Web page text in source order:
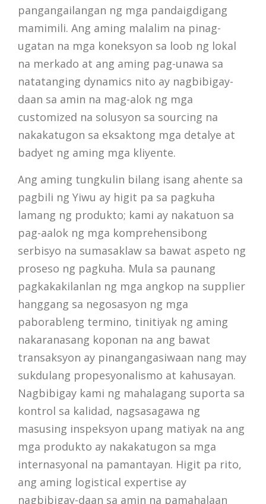
pangangailangan ng mga pandaigdigang
mamimili. Ang aming malalim na pinag-
ugatan na mga koneksyon sa loob ng lokal
na merkado at ang aming pag-unawa sa
natatanging dynamics nito ay nagbibigay-
daan sa amin na mag-alok ng mga
customized na solusyon sa sourcing na
nakakatugon sa eksaktong mga detalye at
badyet ng aming mga kliyente.
Ang aming tungkulin bilang isang ahente sa
pagbili ng Yiwu ay higit pa sa pagkuha
lamang ng produkto; kami ay nakatuon sa
pag-aalok ng mga komprehensibong
serbisyo na sumasaklaw sa bawat aspeto ng
proseso ng pagkuha. Mula sa paunang
pagkakakilanlan ng mga angkop na supplier
hanggang sa negosasyon ng mga
paborableng termino, tinitiyak ng aming
nakaranasang koponan na ang bawat
transaksyon ay pinangangasiwaan nang may
sukdulang propesyonalismo at kahusayan.
Nagbibigay kami ng mahalagang suporta sa
kontrol sa kalidad, nagsasagawa ng
masusing inspeksyon upang matiyak na ang
mga produkto ay nakakatugon sa mga
internasyonal na pamantayan. Higit pa rito,
ang aming logistical expertise ay
nagbibigay-daan sa amin na pamahalaan